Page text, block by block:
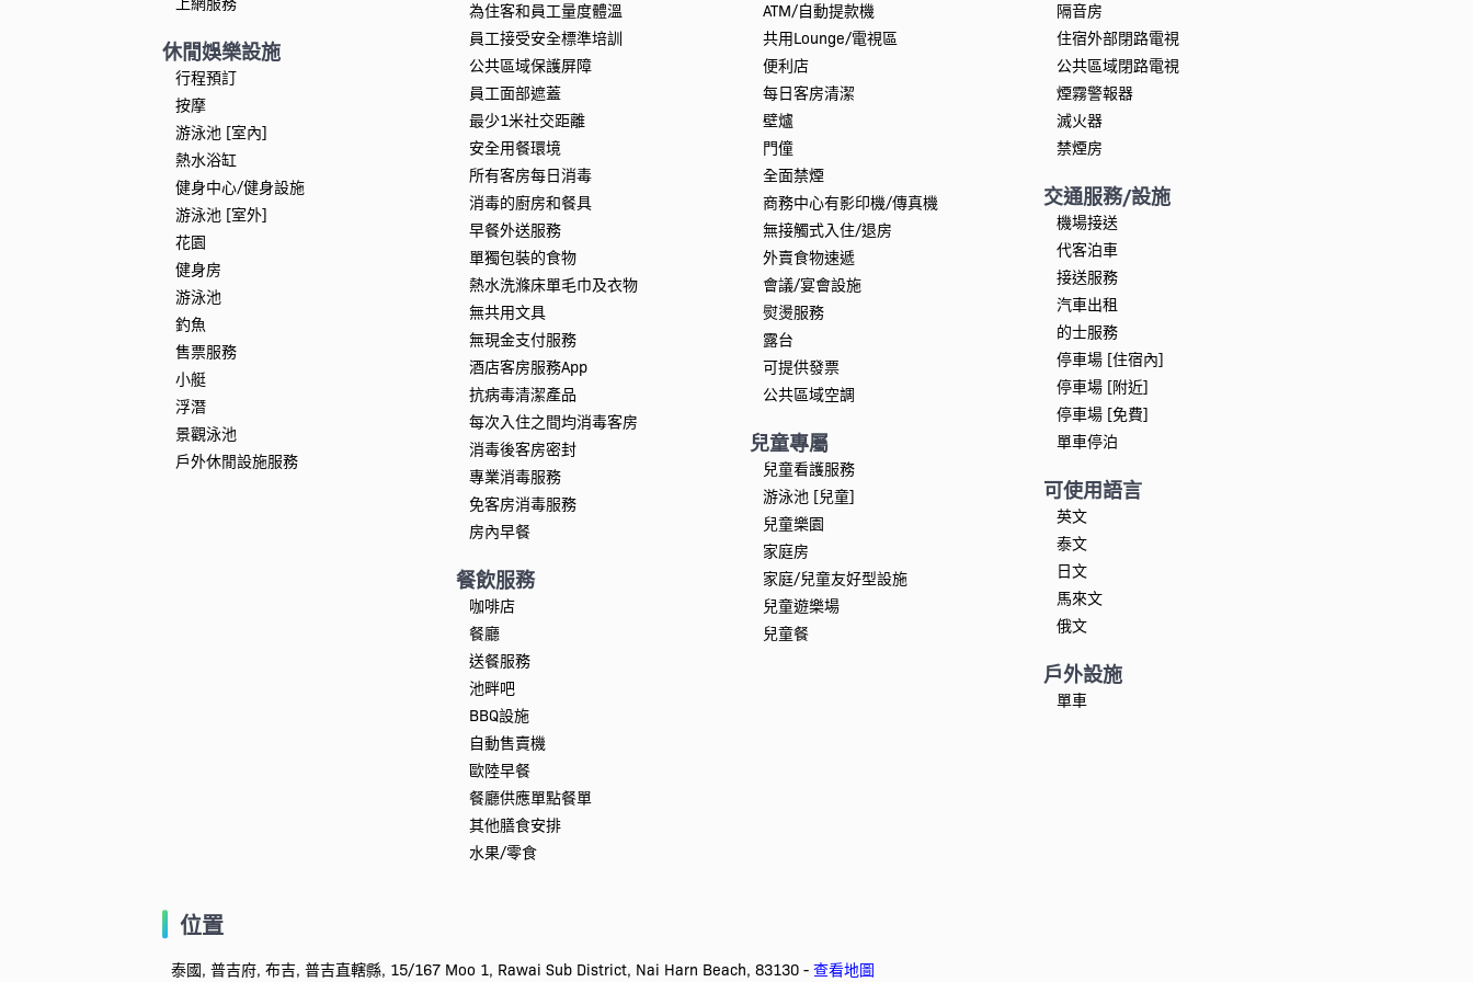
休閒娛樂設施
行程預訂
按摩
游泳池 [室內]
熱水浴缸
健身中心/健身設施
游泳池 [室外]
花園
健身房
游泳池
釣魚
售票服務
小艇
浮潛
景觀泳池
戶外休閒設施服務
為住客和員工量度體溫
員工接受安全標準培訓
公共區域保護屏障
員工面部遮蓋
最少1米社交距離
安全用餐環境
所有客房每日消毒
消毒的廚房和餐具
早餐外送服務
單獨包裝的食物
熱水洗滌床單毛巾及衣物
無共用文具
無現金支付服務
酒店客房服務App
抗病毒清潔產品
每次入住之間均消毒客房
消毒後客房密封
專業消毒服務
免客房消毒服務
房內早餐
餐飲服務
咖啡店
餐廳
送餐服務
池畔吧
BBQ設施
自動售賣機
歐陸早餐
餐廳供應單點餐單
其他膳食安排
水果/零食
ATM/自動提款機
共用Lounge/電視區
便利店
每日客房清潔
壁爐
門僮
全面禁煙
商務中心有影印機/傳真機
無接觸式入住/退房
外賣食物速遞
會議/宴會設施
熨燙服務
露台
可提供發票
公共區域空調
兒童專屬
兒童看護服務
游泳池 [兒童]
兒童樂園
家庭房
家庭/兒童友好型設施
兒童遊樂場
兒童餐
隔音房
住宿外部閉路電視
公共區域閉路電視
煙霧警報器
滅火器
禁煙房
交通服務/設施
機場接送
代客泊車
接送服務
汽車出租
的士服務
停車場 [住宿內]
停車場 [附近]
停車場 [免費]
單車停泊
可使用語言
英文
泰文
日文
馬來文
俄文
戶外設施
單車
位置
泰國, 普吉府, 布吉, 普吉直轄縣, 15/167 Moo 1, Rawai Sub District, Nai Harn Beach, 83130 - 查看地圖